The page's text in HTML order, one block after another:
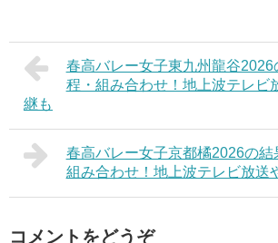
春高バレー女子東九州龍谷2026
程・組み合わせ！地上波テレビ
継も
春高バレー女子京都橘2026の結
組み合わせ！地上波テレビ放送
コメントをどうぞ